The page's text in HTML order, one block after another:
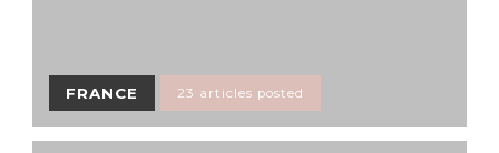
FRANCE 23 articles posted